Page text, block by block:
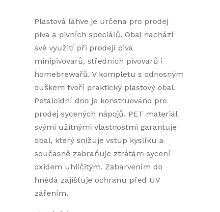
Plastová láhve je určena pro prodej
piva a pivních speciálů. Obal nachází
své využití při prodeji piva
minipivovarů, středních pivovarů i
homebrewařů. V kompletu s odnosným
ouškem tvoří praktický plastový obal.
Petaloidní dno je konstruováno pro
prodej sycených nápojů. PET materiál
svými užitnými vlastnostmi garantuje
obal, který snižuje vstup kyslíku a
současně zabraňuje ztrátám sycení
oxidem uhličitým. Zabarvením do
hnědá zajišťuje ochranu před UV
zářením.